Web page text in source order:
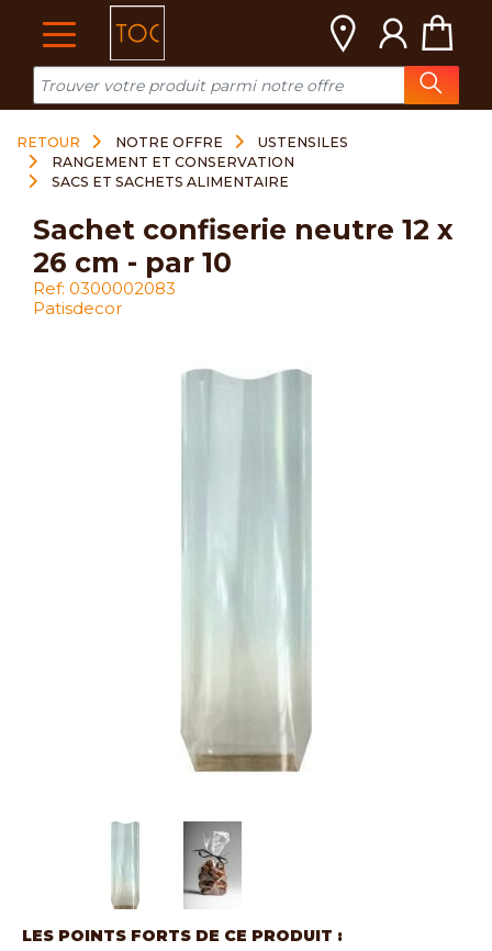
RETOUR NOTRE OFFRE
USTENSILES
RANGEMENT ET CONSERVATION
SACS ET SACHETS ALIMENTAIRE
LES POINTS FORTS DE CE PRODUIT :
sachet confiserie neutre 12 x
26 cm - par 10
Ref: 0300002083
Patisdecor
Cookies management panel